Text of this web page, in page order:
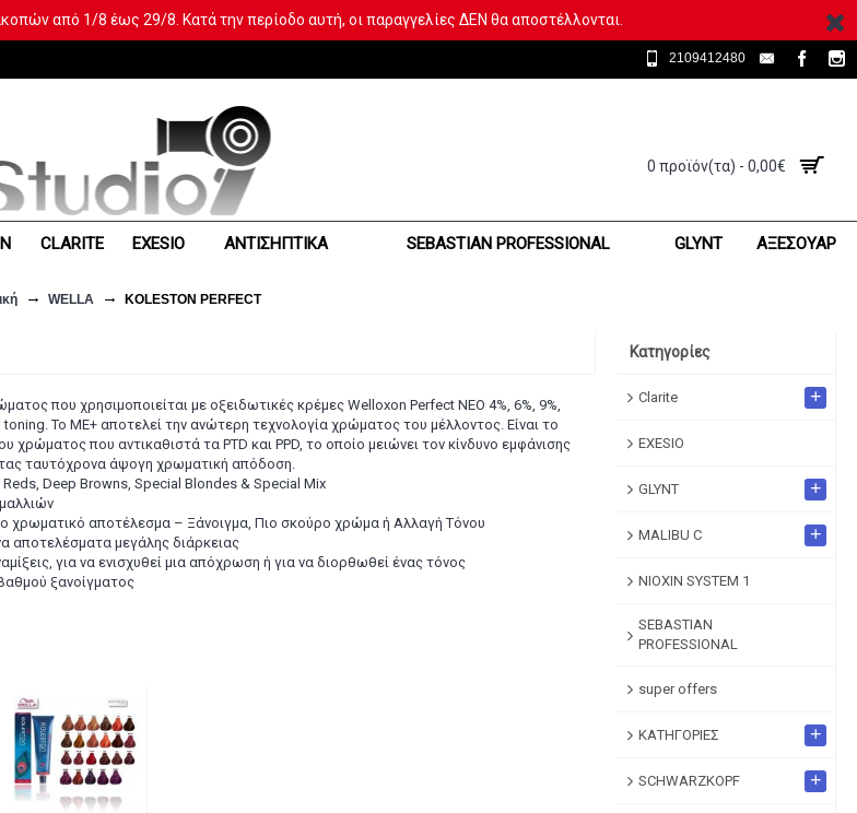
από 1/8 έως 29/8. Κατά την περίοδο αυτή, οι παραγγελίες ΔΕΝ θα αποστέλλονται.
2109412480
0 προϊόν(τα) - 0,00€
CLARITE EXESIΟ ΑΝΤΙΣΗΠΤΙΚΑ SEBASTIAN PROFESSIONAL GLYNT ΑΞΕΣΟΥΑΡ
WELLA KOLESTON PERFECT
Κατηγορίες
Clarite +
EXESIO
GLYNT +
MALIBU C +
NIOXIN SYSTEM 1
SEBASTIAN
PROFESSIONAL
super offers
ΚΑΤΗΓΟΡΙΕΣ +
SCHWARZKOPF +
που χρησιμοποιείται με οξειδωτικές κρέμες Welloxon Perfect ΝΕΟ 4%, 6%, 9%,
Το ME+ αποτελεί την ανώτερη τεχνολογία χρώματος του μέλλοντος. Είναι το
χρώματος που αντικαθιστά τα PTD και PPD, το οποίο μειώνει τον κίνδυνο εμφάνισης
ταυτόχρονα άψογη χρωματική απόδοση.
Deep Browns, Special Blondes & Special Mix
χρωματικό αποτέλεσμα – Ξάνοιγμα, Πιο σκούρο χρώμα ή Αλλαγή Τόνου
αποτελέσματα μεγάλης διάρκειας
για να ενισχυθεί μια απόχρωση ή για να διορθωθεί ένας τόνος
ξανοίγματος